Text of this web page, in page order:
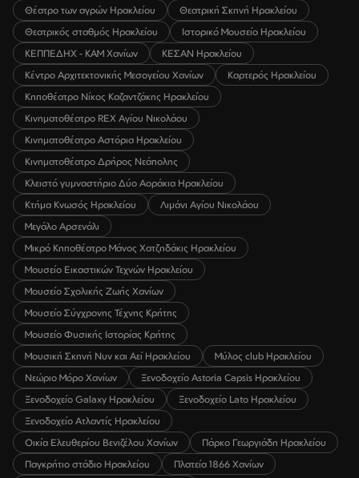
Θέατρο των αγρών Ηρακλείου
Θεατρική Σκηνή Ηρακλείου
Θεατρικός σταθμός Ηρακλείου
Ιστορικό Μουσείο Ηρακλείου
ΚΕΠΠΕΔΗΧ - ΚΑΜ Χανίων
ΚΕΣΑΝ Ηρακλείου
Κέντρο Αρχιτεκτονικής Μεσογείου Χανίων
Καρτερός Ηρακλείου
Κηποθέατρο Νίκος Καζαντζάκης Ηρακλείου
Κινηματοθέατρο REX Αγίου Νικολάου
Κινηματοθέατρο Αστόρια Ηρακλείου
Κινηματοθέατρο Δρήρος Νεάπολης
Κλειστό γυμναστήριο Δύο Αοράκια Ηρακλείου
Κτήμα Κνωσός Ηρακλείου
Λιμάνι Αγίου Νικολάου
Μεγάλο Αρσενάλι
Μικρό Κηποθέατρο Μάνος Χατζηδάκις Ηρακλείου
Μουσείο Εικαστικών Τεχνών Ηρακλείου
Μουσείο Σχολικής Ζωής Χανίων
Μουσείο Σύγχρονης Τέχνης Κρήτης
Μουσείο Φυσικής Ιστορίας Κρήτης
Μουσική Σκηνή Νυν και Αεί Ηρακλείου
Μύλος club Ηρακλείου
Νεώριο Μόρο Χανίων
Ξενοδοχείο Astoria Capsis Ηρακλείου
Ξενοδοχείο Galaxy Ηρακλείου
Ξενοδοχείο Lato Ηρακλείου
Ξενοδοχείο Ατλαντίς Ηρακλείου
Οικία Ελευθερίου Βενιζέλου Χανίων
Πάρκο Γεωργιάδη Ηρακλείου
Παγκρήτιο στάδιο Ηρακλείου
Πλατεία 1866 Χανίων